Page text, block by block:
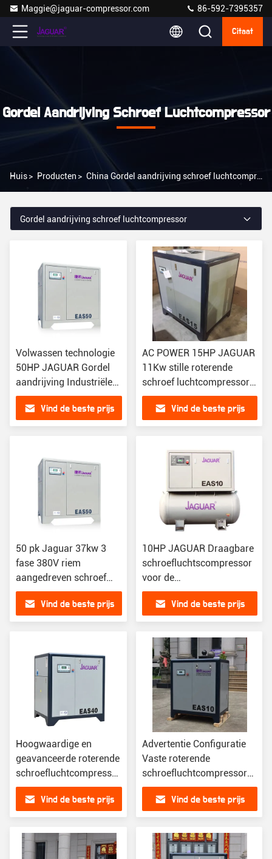
Maggie@jaguar-compressor.com 86-592-7395357
Citaat
Gordel Aandrijving Schroef Luchtcompressor
Huis> Producten > China Gordel aandrijving schroef luchtcompressor
Gordel aandrijving schroef luchtcompressor
Volwassen technologie
50HP JAGUAR Gordel
aandrijving Industriële
gesmeerde schroef
luchtcompressor
Vind de beste prijs
AC POWER 15HP JAGUAR
11Kw stille roterende
schroef luchtcompressor
voor plastic riem
aandrijvingVind de beste prijs
50 pk Jaguar 37kw 3
fase 380V riem
aangedreven schroef
luchtcompressor voor
verfproductie
Vind de beste prijs
10HP JAGUAR Draagbare
schroefluchtscompressor
voor de
automobielindustrie
Vind de beste prijs
Hoogwaardige en
geavanceerde roterende
schroefluchtcompressoren
voor houtbewerking
Vind de beste prijs
Advertentie Configuratie
Vaste roterende
schroefluchtcompressor
voor zandblazen
Vind de beste prijs